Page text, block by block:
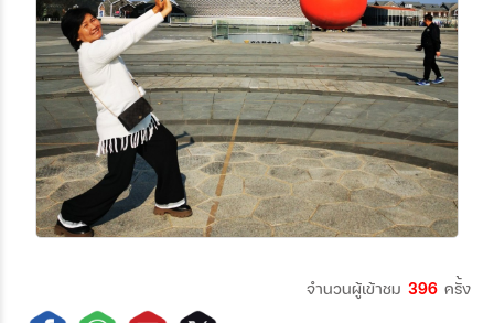
จำนวนผู้เข้าชม 396 ครั้ง